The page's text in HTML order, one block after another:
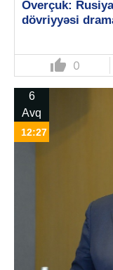
Overçuk:
dövriyyəsi
thumb_up 0
6
Avq
12:27